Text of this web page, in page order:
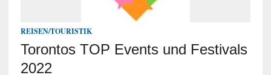
REISEN/TOURISTIK
Torontos TOP Events und Festivals
2022